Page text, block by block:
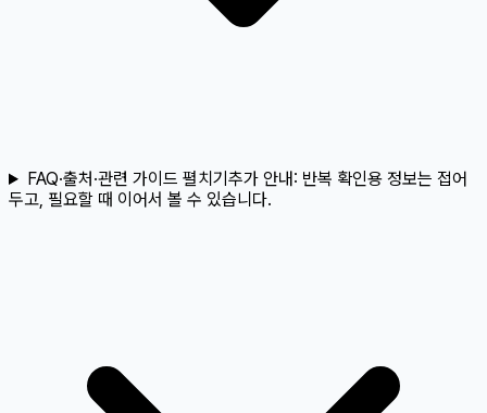
FAQ·출처·관련 가이드 펼치기추가 안내: 반복 확인용 정보는 접어
두고, 필요할 때 이어서 볼 수 있습니다.